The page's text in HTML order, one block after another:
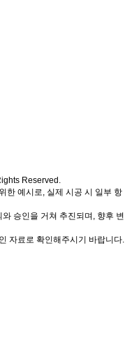
Reserved.
한 예시로, 실제 시공 시 일부 항
승인을 거쳐 추진되며, 향후 변
자료로 확인해주시기 바랍니다.